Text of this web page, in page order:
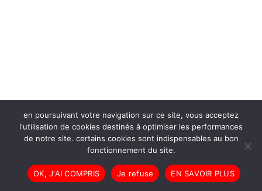
en poursuivant votre navigation sur ce site, vous acceptez
l'utilisation de cookies destinés à optimiser les performances
de notre site. certains cookies sont indispensables au bon
fonctionnement du site.
OK, J'AI COMPRIS Je refuse EN SAVOIR PLUS